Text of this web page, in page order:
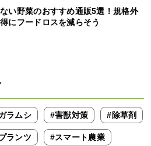
い野菜のおすすめ通販5選！規格外
にフードロスを減らそう
ラムシ #害獣対策 #除草剤
ランツ #スマート農業